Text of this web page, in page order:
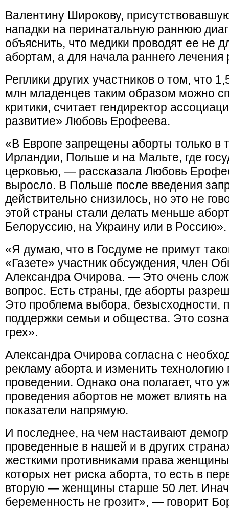
Валентину Широкову,
нападки на перинатальную раннюю
объяснить, что медики проводят ее не
абортам, а для начала раннего
Реплики других участников о том, что
млн младенцев таким образом можно
критики, считает гендиректор
развитие» Любовь Ерофеева.
«В Европе запрещены аборты только в
Ирландии, Польше и на Мальте, где
церковью, — рассказала Любовь
выросло. В Польше после введения
действительно снизилось, но это не
этой страны стали делать меньше
Белоруссию, на Украину или в Россию».
«Я думаю, что в Госдуме не примут
«Газете» участник обсуждения, член
Александра Очирова. — Это очень
вопрос. Есть страны, где аборты
Это проблема выбора, безысходности,
поддержки семьи и общества. Это
грех».
Александра Очирова согласна с
рекламу аборта и изменить
проведении. Однако она полагает, что
проведения абортов не может влиять
показатели напрямую.
И последнее, на чем настаивают
проведенные в нашей и в других
жесткими противниками права
которых нет риска аборта, то есть в
вторую — женщины старше 50 лет.
беременность не грозит», — говорит